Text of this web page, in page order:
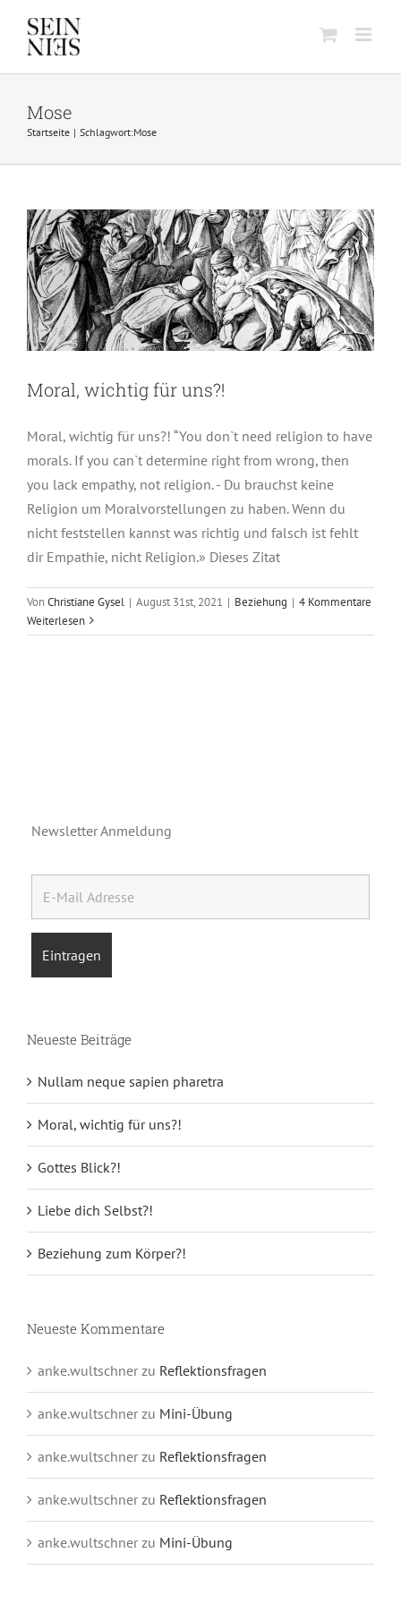
content
Mose
Startseite Schlagwort:Mose
Moral, wichtig für uns?!
Moral, wichtig für uns?! “You don`t need religion to have
morals. If you can`t determine right from wrong, then
you lack empathy, not religion. - Du brauchst keine
Religion um Moralvorstellungen zu haben. Wenn du
nicht feststellen kannst was richtig und falsch ist fehlt
dir Empathie, nicht Religion.» Dieses Zitat
VonChristiane Gysel | August 31st, 2021 | Beziehung | 4 Kommentare
Weiterlesen
Newsletter Anmeldung
Neueste Beiträge
Nullam neque sapien pharetra
Moral, wichtig für uns?!
Gottes Blick?!
Liebe dich Selbst?!
Beziehung zum Körper?!
Neueste Kommentare
anke.wultschner zu Reflektionsfragen
anke.wultschner zu Mini-Übung
anke.wultschner zu Reflektionsfragen
anke.wultschner zu Reflektionsfragen
anke.wultschner zu Mini-Übung